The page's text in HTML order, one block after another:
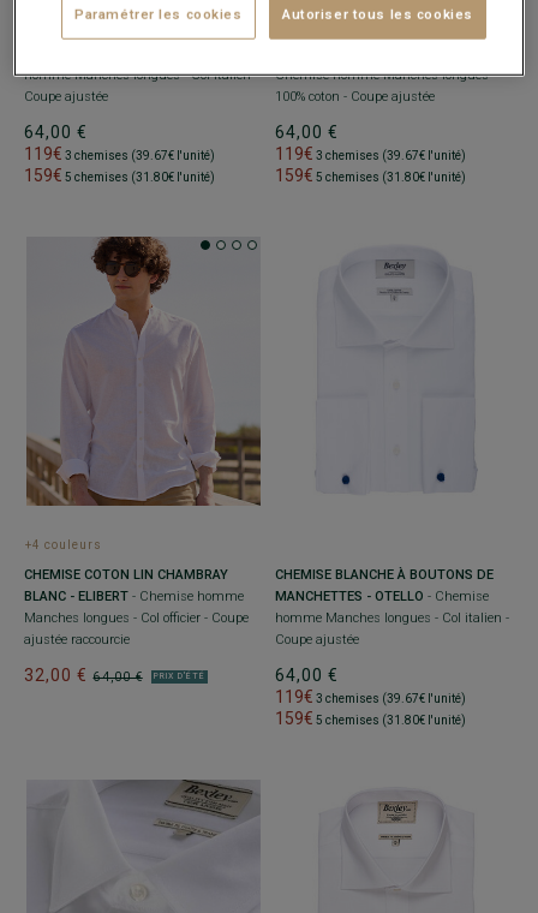
homme Manches longues - Col italien -
Coupe ajustée
64,00 €
119€ 3 chemises (39.67€ l'unité)
159€ 5 chemises (31.80€ l'unité)
Chemise homme Manches longues -
100% coton - Coupe ajustée
64,00 €
119€ 3 chemises (39.67€ l'unité)
159€ 5 chemises (31.80€ l'unité)
+4 couleurs
CHEMISE COTON LIN CHAMBRAY
BLANC - ELIBERT - Chemise homme
Manches longues - Col officier - Coupe
ajustée raccourcie
64,00 €
32,00 € PRIX D'ÉTÉ
CHEMISE BLANCHE À BOUTONS DE
MANCHETTES - OTELLO - Chemise
homme Manches longues - Col italien -
Coupe ajustée
64,00 €
119€ 3 chemises (39.67€ l'unité)
159€ 5 chemises (31.80€ l'unité)
Paramétrer les cookies Autoriser tous les cookies